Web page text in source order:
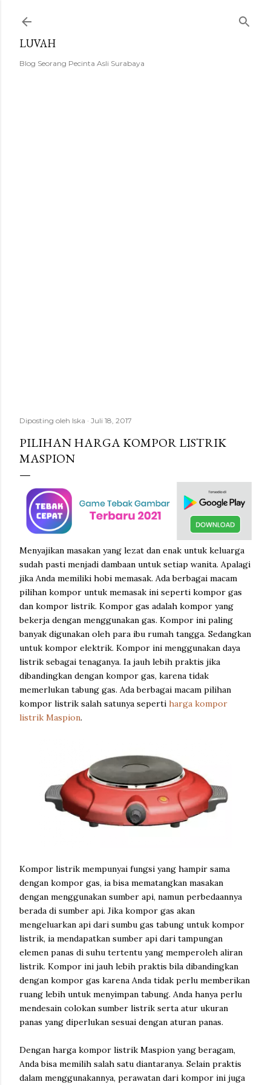
LUVAH
Blog Seorang Pecinta Asli Surabaya
Diposting oleh Iska Juli 18, 2017
PILIHAN HARGA KOMPOR LISTRIK
MASPION
Menyajikan masakan yang lezat dan enak untuk keluarga
sudah pasti menjadi dambaan untuk setiap wanita. Apalagi
jika Anda memiliki hobi memasak. Ada berbagai macam
pilihan kompor untuk memasak ini seperti kompor gas
dan kompor listrik. Kompor gas adalah kompor yang
bekerja dengan menggunakan gas. Kompor ini paling
banyak digunakan oleh para ibu rumah tangga. Sedangkan
untuk kompor elektrik. Kompor ini menggunakan daya
listrik sebagai tenaganya. Ia jauh lebih praktis jika
dibandingkan dengan kompor gas, karena tidak
memerlukan tabung gas. Ada berbagai macam pilihan
kompor listrik salah satunya seperti harga kompor
listrik Maspion.
Kompor listrik mempunyai fungsi yang hampir sama
dengan kompor gas, ia bisa mematangkan masakan
dengan menggunakan sumber api, namun perbedaannya
berada di sumber api. Jika kompor gas akan
mengeluarkan api dari sumbu gas tabung untuk kompor
listrik, ia mendapatkan sumber api dari tampungan
elemen panas di suhu tertentu yang memperoleh aliran
listrik. Kompor ini jauh lebih praktis bila dibandingkan
dengan kompor gas karena Anda tidak perlu memberikan
ruang lebih untuk menyimpan tabung. Anda hanya perlu
mendesain colokan sumber listrik serta atur ukuran
panas yang diperlukan sesuai dengan aturan panas.
Dengan harga kompor listrik Maspion yang beragam,
Anda bisa memilih salah satu diantaranya. Selain praktis
dalam menggunakannya, perawatan dari kompor ini juga